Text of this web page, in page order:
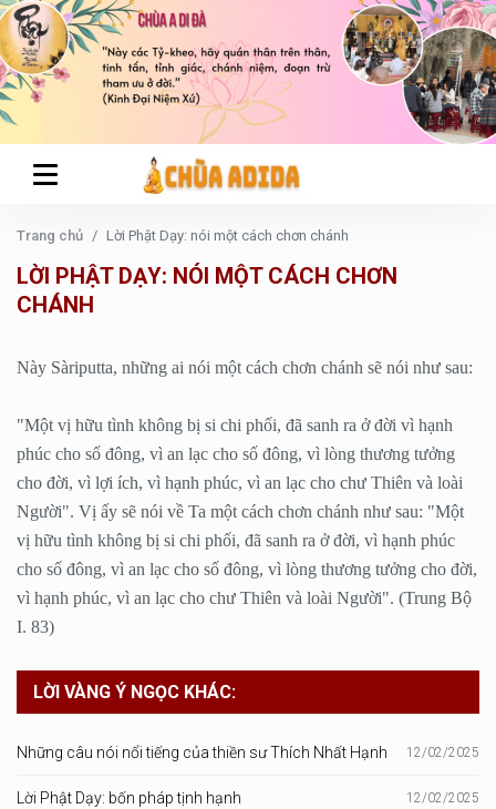
Trang chủ Lời Phật Dạy: nói một cách chơn chánh
LỜI PHẬT DẠY: NÓI MỘT CÁCH CHƠN
CHÁNH
Này Sàriputta, những ai nói một cách chơn chánh sẽ nói như sau:
"Một vị hữu tình không bị si chi phối, đã sanh ra ở đời vì hạnh
phúc cho số đông, vì an lạc cho số đông, vì lòng thương tưởng
cho đời, vì lợi ích, vì hạnh phúc, vì an lạc cho chư Thiên và loài
Người". Vị ấy sẽ nói về Ta một cách chơn chánh như sau: "Một
vị hữu tình không bị si chi phối, đã sanh ra ở đời, vì hạnh phúc
cho số đông, vì an lạc cho số đông, vì lòng thương tưởng cho đời,
vì hạnh phúc, vì an lạc cho chư Thiên và loài Người". (Trung Bộ
I. 83)
LỜI VÀNG Ý NGỌC KHÁC:
Những câu nói nổi tiếng của thiền sư Thích Nhất Hạnh 12/02/2025
Lời Phật Dạy: bốn pháp tịnh hạnh 12/02/2025